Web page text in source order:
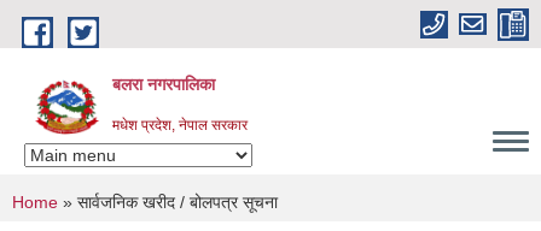
Skip to main content
बलरा नगरपालिका
मधेश प्रदेश, नेपाल सरकार
You are here
Home » सार्वजनिक खरीद / बोलपत्र सूचना